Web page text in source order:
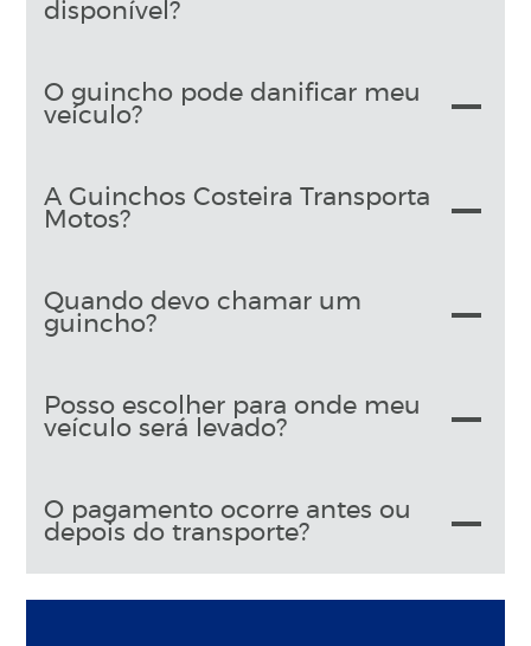
disponível?
O guincho pode danificar meu
veículo?
A Guinchos Costeira Transporta
Motos?
Quando devo chamar um
guincho?
Posso escolher para onde meu
veículo será levado?
O pagamento ocorre antes ou
depois do transporte?